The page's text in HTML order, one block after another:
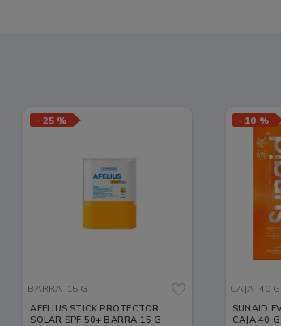
- 25 %
BARRA 15 G
AFELIUS STICK PROTECTOR
SOLAR SPF 50+ BARRA 15 G
- 10 %
CAJA 40 G
SUNAID
CAJA 40 G